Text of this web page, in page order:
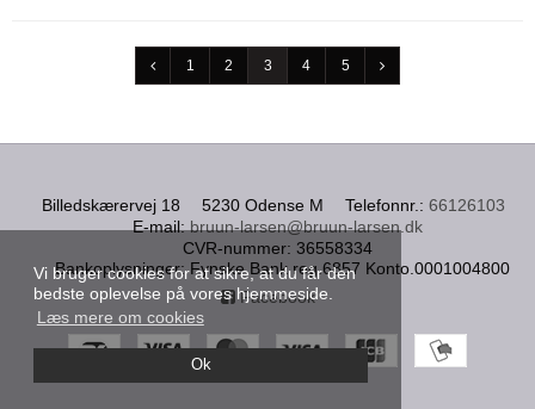
Vi bruger cookies for at sikre, at du får den
bedste oplevelse på vores hjemmeside.
Læs mere om cookies
Ok
1 2 3 4 5
Billedskærervej 18 5230 Odense M Telefonnr. : 66126103
E-mail: bruun-larsen@bruun-larsen.dk
CVR-nummer: 36558334
Bankoplysninger:Fynske Bank reg.6857 Konto.0001004800
Facebook